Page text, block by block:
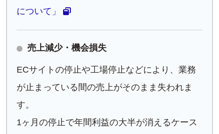
について」
売上減少・機会損失
ECサイトの停止や工場停止などにより、業務
が止まっている間の売上がそのまま失われま
す。
1ヶ月の停止で年間利益の大半が消えるケース